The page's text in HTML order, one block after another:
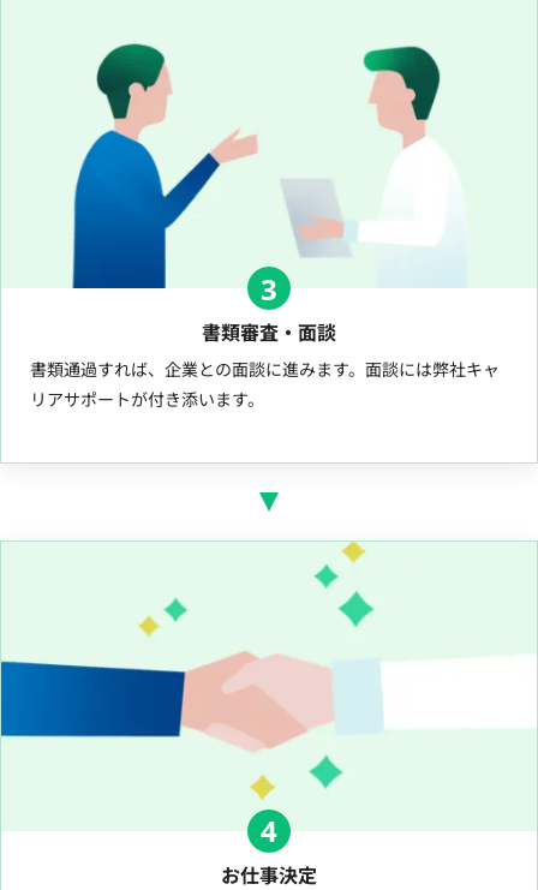
3
書類審査・面談
書類通過すれば、企業との面談に進みます。面談には弊社キャ
リアサポートが付き添います。
4
お仕事決定